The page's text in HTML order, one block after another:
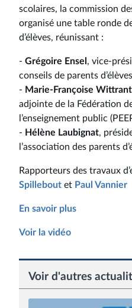
scolaires, la commission
organisé une table ronde
d’élèves, réunissant :
- Grégoire Ensel , vice-
conseils de parents
- Marie-Françoise Wittrant
adjointe de la Fédération
l’enseignement public
- Hélène Laubignat,
l’association des parents
Rapporteurs des travaux
Spillebout et Paul Vannier
En savoir plus
Voir la vidéo
Voir d'autres